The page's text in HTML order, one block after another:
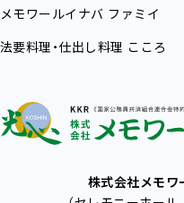
メモワールイナバ ファミイ
法要料理・仕出し料理 こころ
株式会社メモワ